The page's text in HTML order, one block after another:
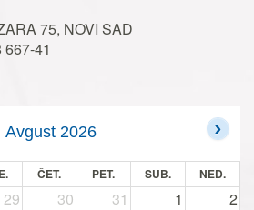
75, NOVI SAD
41
Avgust 2026
ČET. PET. SUB. NED.
29 30 31 1 2